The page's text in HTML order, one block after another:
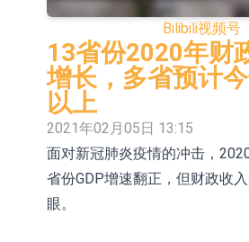
【异动股】保健品
(600530.CN)跌
【异动股】半导体设
微公司(688012.CN)
【异动股】港股跌
份(01703.HK)跌
饰(06162.HK)跌
【异动股】港股涨幅
展(02286.HK)涨
(00368.HK)涨
【异动股】特色药
(600085.CN)跌2.83%
【异动股】国有大
Bilibili视频号
13省份2020年财
增长，多省预计
以上
2021年02月05日 13:15
面对新冠肺炎疫情的冲击，
省份GDP增速翻正，但财政收
眼。